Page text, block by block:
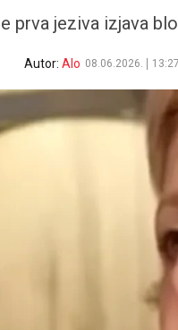
prva jeziva izjava
Autor: Alo 08.06.2026. 13:27